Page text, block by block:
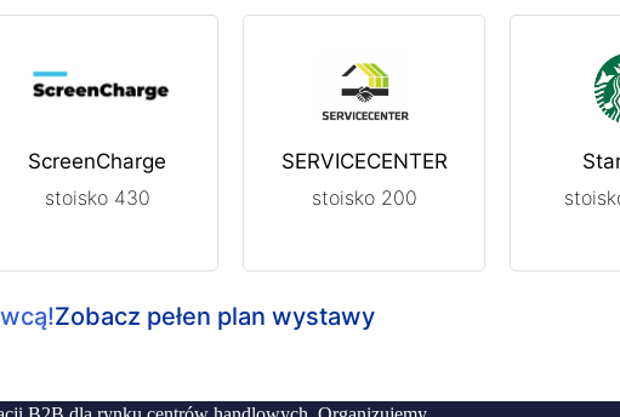
ScreenCharge
stoisko 430
SERVICECENTER
stoisko 200
Zobacz pełen plan wystawy